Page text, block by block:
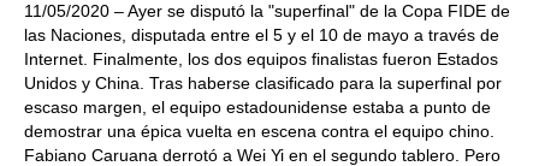
11/05/2020 – Ayer se disputó la "superfinal" de la Copa FIDE de
las Naciones, disputada entre el 5 y el 10 de mayo a través de
Internet. Finalmente, los dos equipos finalistas fueron Estados
Unidos y China. Tras haberse clasificado para la superfinal por
escaso margen, el equipo estadounidense estaba a punto de
demostrar una épica vuelta en escena contra el equipo chino.
Fabiano Caruana derrotó a Wei Yi en el segundo tablero. Pero